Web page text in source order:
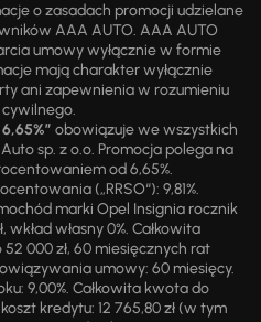
o zasadach promocji udzielane
AAA AUTO. AAA AUTO
umowy wyłącznie w formie
mają charakter wyłącznie
ani zapewnienia w rozumieniu
cywilnego.
obowiązuje we wszystkich
sp. z o.o. Promocja polega na
od 6,65%.
(„RRSO“): 9,81%.
marki Opel Insignia rocznik
wkład własny 0%. Całkowita
000 zł, 60 miesięcznych rat
umowy: 60 miesięcy.
9,00%. Całkowita kwota do
kredytu: 12 765,80 zł (w tym